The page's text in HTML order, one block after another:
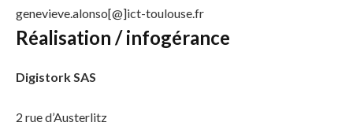
genevieve.alonso[@]ict-toulouse.fr
Réalisation / infogérance
Digistork SAS
2 rue d’Austerlitz